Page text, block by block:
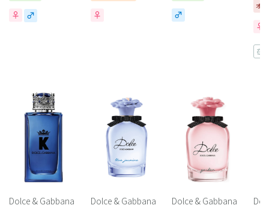
オ
在
Dolce & Gabbana Dolce & Gabbana Dolce & Gabbana